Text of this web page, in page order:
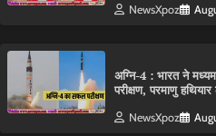
NewsXpoz
अग्नि-4 : भारत ने
परीक्षण, परमाणु
NewsXpoz